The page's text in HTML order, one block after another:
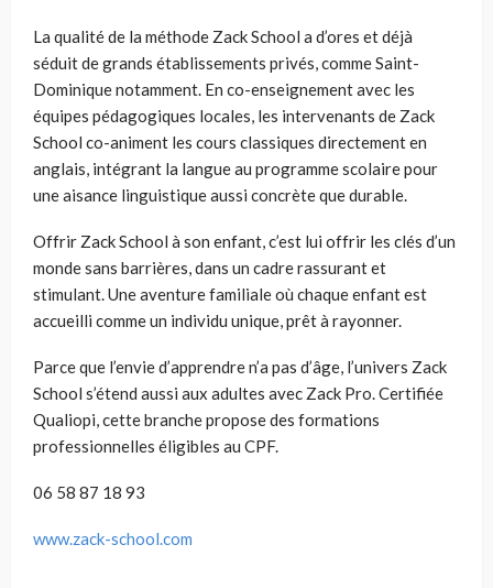
La qualité de la méthode Zack School a d’ores et déjà
séduit de grands établissements privés, comme Saint-
Dominique notamment. En co-enseignement avec les
équipes pédagogiques locales, les intervenants de Zack
School co-animent les cours classiques directement en
anglais, intégrant la langue au programme scolaire pour
une aisance linguistique aussi concrète que durable.
Offrir Zack School à son enfant, c’est lui offrir les clés d’un
monde sans barrières, dans un cadre rassurant et
stimulant. Une aventure familiale où chaque enfant est
accueilli comme un individu unique, prêt à rayonner.
Parce que l’envie d’apprendre n’a pas d’âge, l’univers Zack
School s’étend aussi aux adultes avec Zack Pro. Certifiée
Qualiopi, cette branche propose des formations
professionnelles éligibles au CPF.
06 58 87 18 93
www.zack-school.com